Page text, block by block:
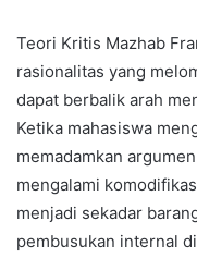
Teori Kritis Mazhab
rasionalitas yang
dapat berbalik arah
Ketika mahasiswa
memadamkan
mengalami
menjadi sekadar
pembusukan internal